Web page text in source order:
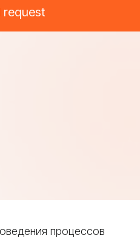
request
процессов